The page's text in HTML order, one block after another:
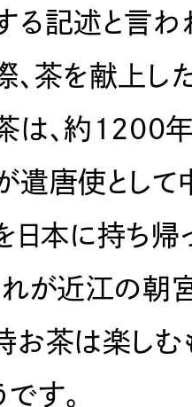
る記述と言
、茶を献上し
は、約1200
遣唐使として
日本に持ち帰
れが近江の朝
お茶は楽しむ
です。